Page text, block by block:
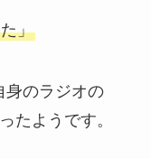
」
身のラジオの
たようです。